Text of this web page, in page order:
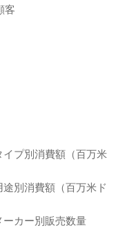
客
プ別消費額（百万米
別消費額（百万米ド
ーカー別販売数量